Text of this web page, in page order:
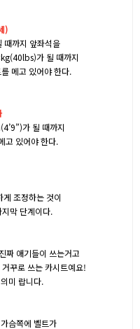
)
때까지 앞좌석을
가 될 때까지
메고 있어야 한다.
가 될 때까지
고 있어야 한다.
조정하는 것이
막 단계이다.
짜 애기들이 쓰는거고
꾸로 쓰는 카시트예요!
미 랍니다.
슴쪽에 벨트가